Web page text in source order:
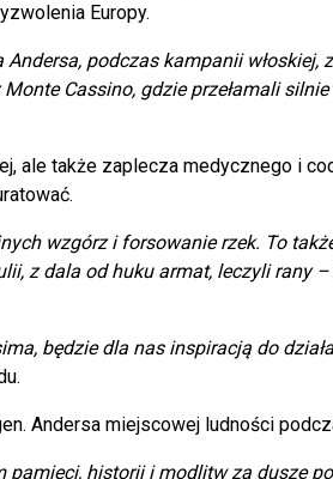
Europy.
podczas kampanii
Cassino, gdzie przełamali
ale także zaplecza medycznego i
wzgórz i forsowanie rzek. To
z dala od huku armat, leczyli rany
będzie dla nas inspiracją do
Andersa miejscowej ludności
historii i modlitw za dusze